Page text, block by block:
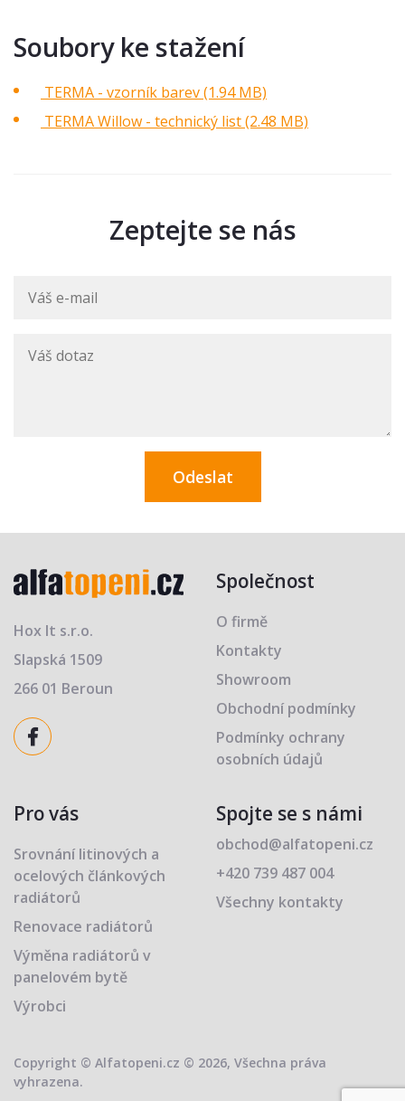
Soubory ke stažení
TERMA - vzorník barev (1.94 MB)
TERMA Willow - technický list (2.48 MB)
Zeptejte se nás
Hox It s.r.o.
Slapská 1509
266 01 Beroun
Společnost
O firmě
Kontakty
Showroom
Obchodní podmínky
Podmínky ochrany
osobních údajů
Pro vás
Srovnání litinových a
ocelových článkových
radiátorů
Renovace radiátorů
Výměna radiátorů v
panelovém bytě
Výrobci
Spojte se s námi
obchod@alfatopeni.cz
+420 739 487 004
Všechny kontakty
Copyright © Alfatopeni.cz © 2026, Všechna práva
vyhrazena.